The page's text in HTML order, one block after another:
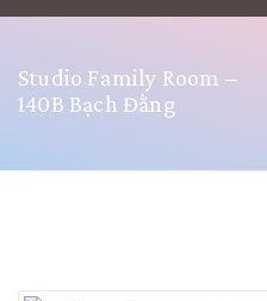
Studio Family Room –
140B Bạch Đằng